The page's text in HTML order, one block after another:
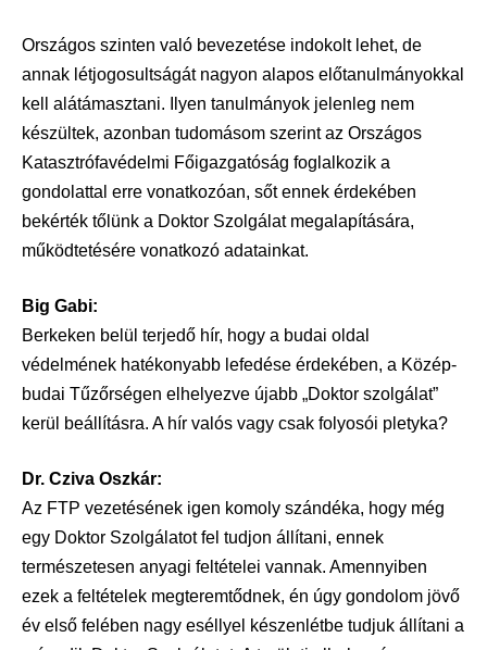
Országos szinten való bevezetése indokolt lehet, de
annak létjogosultságát nagyon alapos előtanulmányokkal
kell alátámasztani. Ilyen tanulmányok jelenleg nem
készültek, azonban tudomásom szerint az Országos
Katasztrófavédelmi Főigazgatóság foglalkozik a
gondolattal erre vonatkozóan, sőt ennek érdekében
bekérték tőlünk a Doktor Szolgálat megalapítására,
működtetésére vonatkozó adatainkat.
Big Gabi:
Berkeken belül terjedő hír, hogy a budai oldal
védelmének hatékonyabb lefedése érdekében, a Közép-
budai Tűzőrségen elhelyezve újabb „Doktor szolgálat”
kerül beállításra. A hír valós vagy csak folyosói pletyka?
Dr. Cziva Oszkár:
Az FTP vezetésének igen komoly szándéka, hogy még
egy Doktor Szolgálatot fel tudjon állítani, ennek
természetesen anyagi feltételei vannak. Amennyiben
ezek a feltételek megteremtődnek, én úgy gondolom jövő
év első felében nagy eséllyel készenlétbe tudjuk állítani a